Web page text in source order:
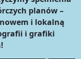
planów –
i lokalną
i grafiki